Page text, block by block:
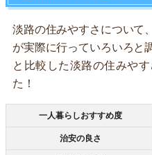
淡路の住みやすさについて
が実際に行っていろいろと
と比較した淡路の住みや
た！
一人暮らしおすすめ度
治安の良さ